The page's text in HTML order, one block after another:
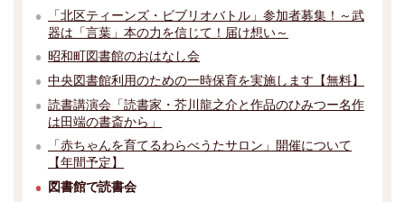
「北区ティーンズ・ビブリオバトル」参加者募集！～武
器は「言葉」本の力を信じて！届け想い～
昭和町図書館のおはなし会
中央図書館利用のための一時保育を実施します【無料】
読書講演会「読書家・芥川龍之介と作品のひみつー名作
は田端の書斎から」
「赤ちゃんを育てるわらべうたサロン」開催について
【年間予定】
図書館で読書会